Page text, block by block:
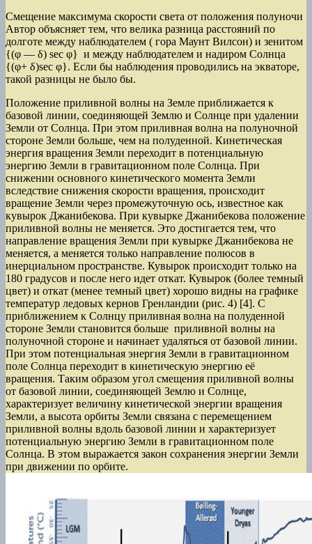
Смещение максимума скорости света от положения полуночи
Автор объясняет тем, что велика разница расстояний по
долготе между наблюдателем ( гора Маунт Вилсон) и зенитом
{(φ — δ) sec φ} и между наблюдателем и надиром Солнца
{(φ+ δ)sec φ}. Если бы наблюдения проводились на экваторе,
такой разницы не было бы.
Положение приливной волны на Земле приближается к
базовой линии, соединяющей Землю и Солнце при удалении
Земли от Солнца. При этом приливная волна на полуночной
стороне Земли больше, чем на полуденной. Кинетическая
энергия вращения Земли переходит в потенциальную
энергию Земли в гравитационном поле Солнца. При
снижении основного кинетического момента Земли
вследствие снижения скорости вращения, происходит
вращение Земли через промежуточную ось, известное как
кувырок Джанибекова. При кувырке Джанибекова положение
приливной волны не меняется. Это достигается тем, что
направление вращения Земли при кувырке Джанибекова не
меняется, а меняется только направление полюсов в
инерциальном пространстве. Кувырок происходит только на
180 градусов и после него идет откат. Кувырок (более темный
цвет) и откат (менее темный цвет) хорошо видны на графике
температур ледовых кернов Гренландии (рис. 4) [4]. С
приближением к Солнцу приливная волна на полуденной
стороне Земли становится больше приливной волны на
полуночной стороне и начинает удаляться от базовой линии.
При этом потенциальная энергия Земли в гравитационном
поле Солнца переходит в кинетическую энергию её
вращения. Таким образом угол смещения приливной волны
от базовой линии, соединяющей Землю и Солнце,
характеризует величину кинетической энергии вращения
Земли, а высота орбиты Земли связана с перемещением
приливной волны вдоль базовой линии и характеризует
потенциальную энергию Земли в гравитационном поле
Солнца. В этом выражается закон сохранения энергии Земли
при движении по орбите.